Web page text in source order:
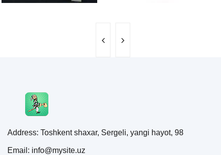
Address: Toshkent shaxar, Sergeli, yangi hayot, 98
Email: info@mysite.uz